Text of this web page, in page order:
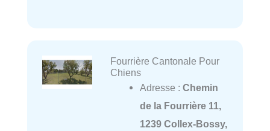
Fourrière Cantonale Pour
Chiens
Adresse : Chemin
de la Fourrière 11,
1239 Collex-Bossy,